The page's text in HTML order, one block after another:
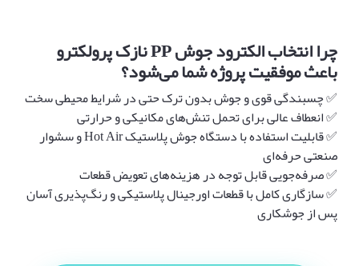
چرا انتخاب الکترود جوش نازک پرولکترو
باعث موفقیت پروژه شما می‌شود؟
✅ چسبندگی قوی و جوش بدون ترک حتی در شرایط محیطی سخت
✅ انعطاف عالی برای تحمل تنش‌های مکانیکی و حرارتی
✅ قابلیت استفاده با دستگاه جوش پلاستیک Hot Air و سشوار
صنعتی حرفه‌ای
✅ صرفه‌جویی قابل توجه در هزینه‌های تعویض قطعات
✅ سازگاری کامل با قطعات اورجینال پلاستیکی و رنگ‌پذیری آسان
پس از جوشکاری